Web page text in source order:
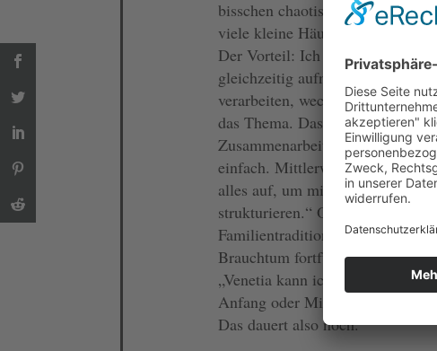
bisschen chaotisch, neige dazu,
viele kleine Häufchen zu bilden.
Der Vorteil: Ich kann sehr viel
gleichzeitig aufnehmen und
verarbeiten, wechsle aber häufig
das Thema. Das macht die
Zusammenarbeit nicht immer
einfach. Mittlerweile schreibe ich
alles auf, um mich besser zu
strukturieren.“ Ob sie die
Familientradition auch im
Brauchtum fortführen wird?
„Venetia kann ich mir so mit
Anfang oder Mitte 40 vorstellen.“
Das dauert also noch.